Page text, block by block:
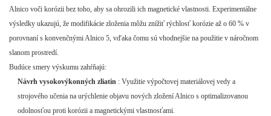
Alnico voči korózii bez toho, aby sa ohrozili ich magnetické vlastnosti. Experimentálne
výsledky ukazujú, že modifikácie zloženia môžu znížiť rýchlosť korózie až o 60 % v
porovnaní s konvenčnými Alnico 5, vďaka čomu sú vhodnejšie na použitie v náročnom
slanom prostredí.
Budúce smery výskumu zahŕňajú:
Návrh vysokovýkonných zliatin : Využitie výpočtovej materiálovej vedy a
strojového učenia na urýchlenie objavu nových zložení Alnico s optimalizovanou
odolnosťou proti korózii a magnetickými vlastnosťami.